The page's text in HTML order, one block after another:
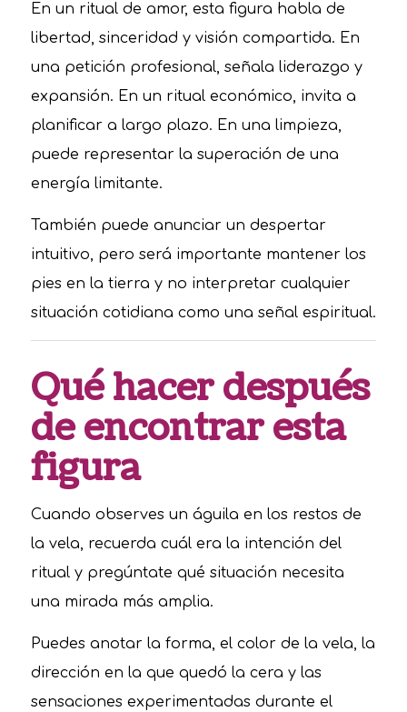
En un ritual de amor, esta figura habla de
libertad, sinceridad y visión compartida. En
una petición profesional, señala liderazgo y
expansión. En un ritual económico, invita a
planificar a largo plazo. En una limpieza,
puede representar la superación de una
energía limitante.
También puede anunciar un despertar
intuitivo, pero será importante mantener los
pies en la tierra y no interpretar cualquier
situación cotidiana como una señal espiritual.
Qué hacer después
de encontrar esta
figura
Cuando observes un águila en los restos de
la vela, recuerda cuál era la intención del
ritual y pregúntate qué situación necesita
una mirada más amplia.
Puedes anotar la forma, el color de la vela, la
dirección en la que quedó la cera y las
sensaciones experimentadas durante el